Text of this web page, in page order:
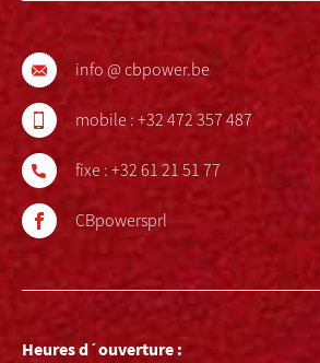
info @ cbpower.be
mobile : +32 472 357 487
fixe : +32 61 21 51 77
CBpowersprl
Heures d´ouverture :